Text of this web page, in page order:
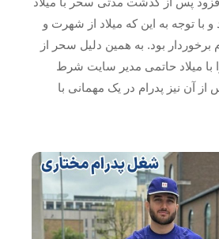
توجه به این که میلاد از شهرت و
بود. به همین دلیل سحر از
با میلاد حاتمی مدیر سایت شرط
آن نیز پدرام در یک مهمانی با